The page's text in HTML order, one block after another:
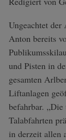
Ungeachtet der
Anton bereits
und Pisten in
gesamten
Liftanlagen
befahrbar.
Talabfahrten
in derzeit allen